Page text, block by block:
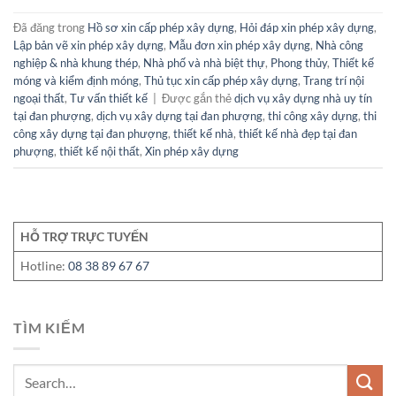
Đã đăng trong Hồ sơ xin cấp phép xây dựng, Hỏi đáp xin phép xây dựng,
Lập bản vẽ xin phép xây dựng, Mẫu đơn xin phép xây dựng, Nhà công
nghiệp & nhà khung thép, Nhà phố và nhà biệt thự, Phong thủy, Thiết kế
móng và kiểm định móng, Thủ tục xin cấp phép xây dựng, Trang trí nội
ngoại thất, Tư vấn thiết kế Được gắn thẻdịch vụ xây dựng nhà uy tín
tại đan phượng, dịch vụ xây dựng tại đan phượng, thi công xây dựng, thi
công xây dựng tại đan phượng, thiết kế nhà, thiết kế nhà đẹp tại đan
phượng, thiết kế nội thất, Xin phép xây dựng
HỖ TRỢ TRỰC TUYẾN
Hotline:08 38 89 67 67
TÌM KIẾM